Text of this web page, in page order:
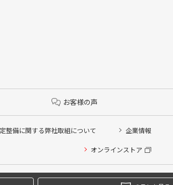
お客様の声
整備に関する弊社取組について 企業情報
オンラインストア